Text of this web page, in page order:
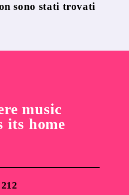
sono stati trovati
music
its home